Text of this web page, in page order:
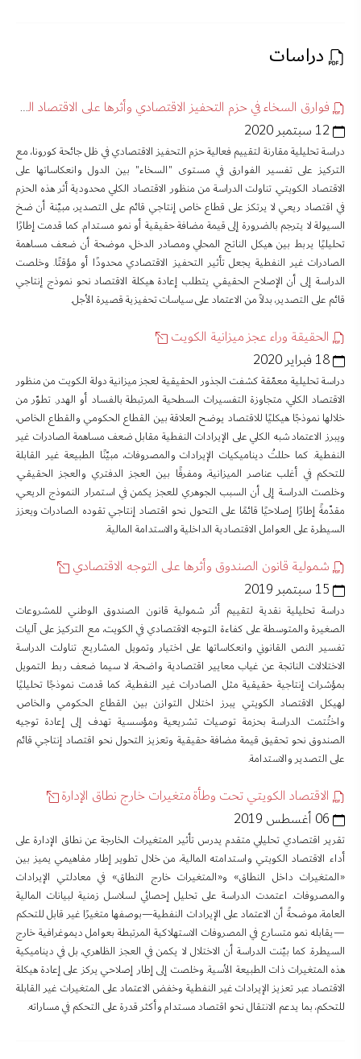
دراسات
فوارق السخاء في حزم التحفيز الاقتصادي وأثرها على الاقتصاد الكويتي
دراسة تحليلية مقارنة لتقييم فعالية حزم التحفيز الاقتصادي في ظل جائحة كورونا، مع
التركيز على تفسير الفوارق في مستوى "السخاء" بين الدول وانعكاساتها على
الاقتصاد الكويتي. تناولت الدراسة من منظور الاقتصاد الكلي محدودية أثر هذه الحزم
في اقتصاد ريعي لا يرتكز على قطاع خاص إنتاجي قائم على التصدير، مبيّنة أن ضخ
السيولة لا يترجم بالضرورة إلى قيمة مضافة حقيقية أو نمو مستدام. كما قدمت إطارًا
تحليليًا يربط بين هيكل الناتج المحلي ومصادر الدخل، موضحة أن ضعف مساهمة
الصادرات غير النفطية يجعل تأثير التحفيز الاقتصادي محدودًا أو مؤقتًا. وخلصت
الدراسة إلى أن الإصلاح الحقيقي يتطلب إعادة هيكلة الاقتصاد نحو نموذج إنتاجي
قائم على التصدير، بدلاً من الاعتماد على سياسات تحفيزية قصيرة الأجل.
الحقيقة وراء عجز ميزانية الكويت
دراسة تحليلية معمّقة كشفت الجذور الحقيقية لعجز ميزانية دولة الكويت من منظور
الاقتصاد الكلي، متجاوزة التفسيرات السطحية المرتبطة بالفساد أو الهدر. تطوّر من
خلالها نموذجًا هيكليًا للاقتصاد يوضح العلاقة بين القطاع الحكومي والقطاع الخاص،
ويبرز الاعتماد شبه الكلي على الإيرادات النفطية مقابل ضعف مساهمة الصادرات غير
النفطية. كما حللتُ ديناميكيات الإيرادات والمصروفات، مبيّنًا الطبيعة غير القابلة
للتحكم في أغلب عناصر الميزانية، ومفرقًا بين العجز الدفتري والعجز الحقيقي.
وخلصت الدراسة إلى أن السبب الجوهري للعجز يكمن في استمرار النموذج الريعي،
مقدّمةً إطارًا إصلاحيًا قائمًا على التحول نحو اقتصاد إنتاجي تقوده الصادرات ويعزز
السيطرة على العوامل الاقتصادية الداخلية والاستدامة المالية.
شمولية قانون الصندوق وأثرها على التوجه الاقتصادي
دراسة تحليلية نقدية لتقييم أثر شمولية قانون الصندوق الوطني للمشروعات
الصغيرة والمتوسطة على كفاءة التوجه الاقتصادي في الكويت، مع التركيز على آليات
تفسير النص القانوني وانعكاساتها على اختيار وتمويل المشاريع. تناولت الدراسة
الاختلالات الناتجة عن غياب معايير اقتصادية واضحة، لا سيما ضعف ربط التمويل
بمؤشرات إنتاجية حقيقية مثل الصادرات غير النفطية، كما قدمت نموذجًا تحليليًا
لهيكل الاقتصاد الكويتي يبرز اختلال التوازن بين القطاع الحكومي والخاص.
واختُتمت الدراسة بحزمة توصيات تشريعية ومؤسسية تهدف إلى إعادة توجيه
الصندوق نحو تحقيق قيمة مضافة حقيقية وتعزيز التحول نحو اقتصاد إنتاجي قائم
على التصدير والاستدامة.
الاقتصاد الكويتي تحت وطأة متغيرات خارج نطاق الإدارة
تقرير اقتصادي تحليلي متقدم يدرس تأثير المتغيرات الخارجة عن نطاق الإدارة على
أداء الاقتصاد الكويتي واستدامته المالية، من خلال تطوير إطار مفاهيمي يميز بين
«المتغيرات داخل النطاق» و«المتغيرات خارج النطاق» في معادلتي الإيرادات
والمصروفات. اعتمدت الدراسة على تحليل إحصائي لسلاسل زمنية لبيانات المالية
العامة، موضحةً أن الاعتماد على الإيرادات النفطية—بوصفها متغيرًا غير قابل للتحكم
—يقابله نمو متسارع في المصروفات الاستهلاكية المرتبطة بعوامل ديموغرافية خارج
السيطرة. كما بيّنت الدراسة أن الاختلال لا يكمن في العجز الظاهري، بل في ديناميكية
هذه المتغيرات ذات الطبيعة الأسية. وخلصت إلى إطار إصلاحي يركز على إعادة هيكلة
الاقتصاد عبر تعزيز الإيرادات غير النفطية وخفض الاعتماد على المتغيرات غير القابلة
للتحكم، بما يدعم الانتقال نحو اقتصاد مستدام وأكثر قدرة على التحكم في مساراته.